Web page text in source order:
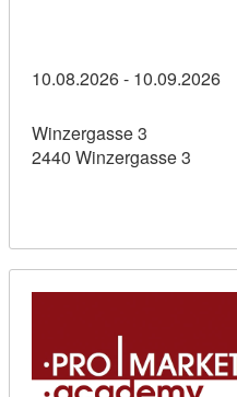
10.08.2026 - 10.09.2026
Winzergasse 3
2440 Winzergasse 3